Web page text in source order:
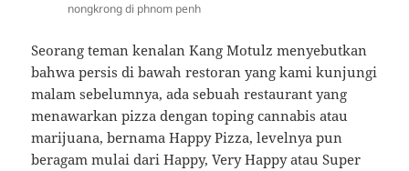
nongkrong di phnom penh
Seorang teman kenalan Kang Motulz menyebutkan
bahwa persis di bawah restoran yang kami kunjungi
malam sebelumnya, ada sebuah restaurant yang
menawarkan pizza dengan toping cannabis atau
marijuana, bernama Happy Pizza, levelnya pun
beragam mulai dari Happy, Very Happy atau Super